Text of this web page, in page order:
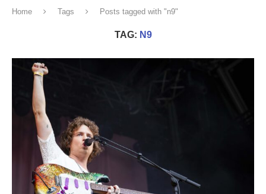
Home Tags Posts tagged with "n9"
TAG: N9